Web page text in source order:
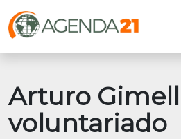
Arturo
voluntariado